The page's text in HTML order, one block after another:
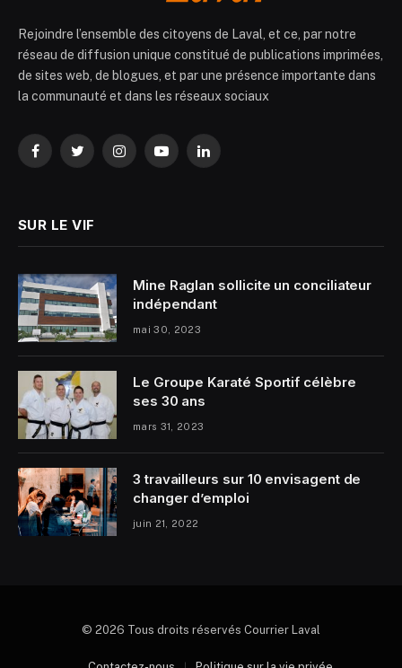
Rejoindre l’ensemble des citoyens de Laval, et ce, par notre
réseau de diffusion unique constitué de publications imprimées,
de sites web, de blogues, et par une présence importante dans
la communauté et dans les réseaux sociaux
FacebookTwitterInstagramYouTubeLinkedIn
SUR LE VIF
Mine Raglan sollicite un conciliateur
indépendant
mai 30, 2023
Le Groupe Karaté Sportif célèbre
ses 30 ans
mars 31, 2023
3 travailleurs sur 10 envisagent de
changer d’emploi
juin 21, 2022
© 2026 Tous droits réservés Courrier Laval